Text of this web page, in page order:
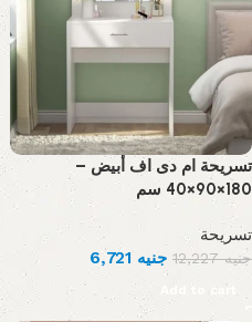
تسريحة ام دى اف أبيض –
180×90×40 سم
تسريحة
جنيه12,227 جنيه
Add to cart